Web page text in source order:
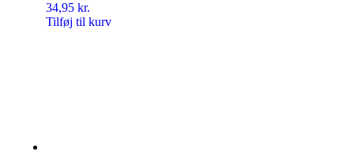
34,95 kr.
Tilføj til kurv